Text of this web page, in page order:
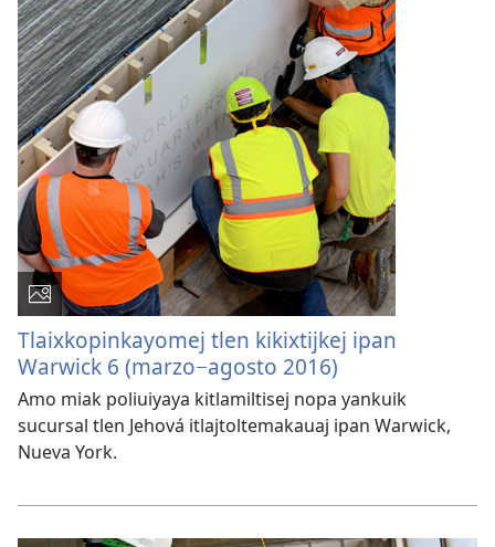
Tlaixkopinkayomej tlen kikixtijkej ipan
Warwick 6 (marzo−agosto 2016)
Amo miak poliuiyaya kitlamiltisej nopa yankuik
sucursal tlen Jehová itlajtoltemakauaj ipan Warwick,
Nueva York.